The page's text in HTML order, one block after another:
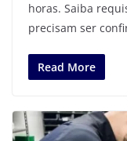
horas. Saiba
precisam ser
Read More